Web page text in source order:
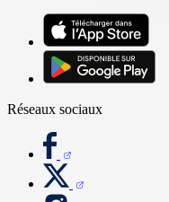
Réseaux sociaux